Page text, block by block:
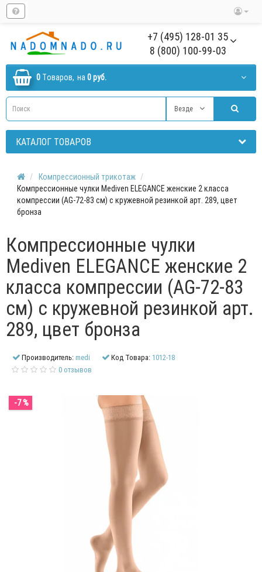
+7 (495) 128-01 35
8 (800) 100-99-03
0 Tоваров, на 0 руб.
Везде
КАТАЛОГ ТОВАРОВ
Компрессионный трикотаж
Компрессионные чулки Mediven ELEGANCE женские 2 класса
компрессии (AG-72-83 см) с кружевной резинкой арт. 289, цвет
бронза
Компрессионные чулки
Mediven ELEGANCE женские 2
класса компрессии (AG-72-83
см) с кружевной резинкой арт.
289, цвет бронза
Производитель:medi Код Товара: 1012-18
0 отзывов
-7 %